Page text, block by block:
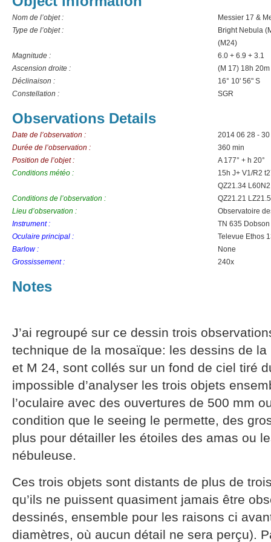
Nom de l’objet :
Messier 17 &
Type de l’objet :
Bright Nebula
(M24)
Magnitude :
6.0 + 6.9 + 3.1
Ascension droite :
(M 17) 18h
Déclinaison :
16° 10' 56" S
Constellation :
SGR
Observations Details
Date de l’observation :
2014 06 28 - 30
Durée de l’observation :
360 min
Position de l’objet :
A 177° + h 20°
Conditions météo :
15h J+ V1/R2
QZ21.34
Conditions de l’observation :
QZ21.21
Lieu d’observation :
Observatoire
Instrument :
TN 635
Oculaire principal :
Televue Ethos
Barlow :
None
Grossissement :
240x
Notes
J’ai regroupé sur ce dessin trois
technique de la mosaïque: les dessins de
et M 24, sont collés sur un fond de ciel tiré
impossible d’analyser les trois objets
l’oculaire avec des ouvertures de 500 mm
condition que le seeing le permette, des
plus pour détailler les étoiles des amas ou
nébuleuse.
Ces trois objets sont distants de plus de
qu’ils ne puissent quasiment jamais être
dessinés, ensemble pour les raisons ci
diamètres, où aucun détail ne sera perçu).